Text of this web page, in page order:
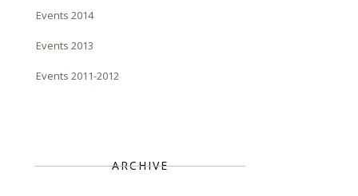
Events 2014
Events 2013
Events 2011-2012
ARCHIVE